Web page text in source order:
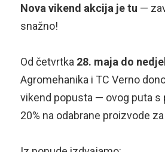
Nova vikend akcija je tu —
snažno!
Od četvrtka 28. maja do
Agromehanika i TC Verno
vikend popusta — ovog puta s
20% na odabrane proizvode